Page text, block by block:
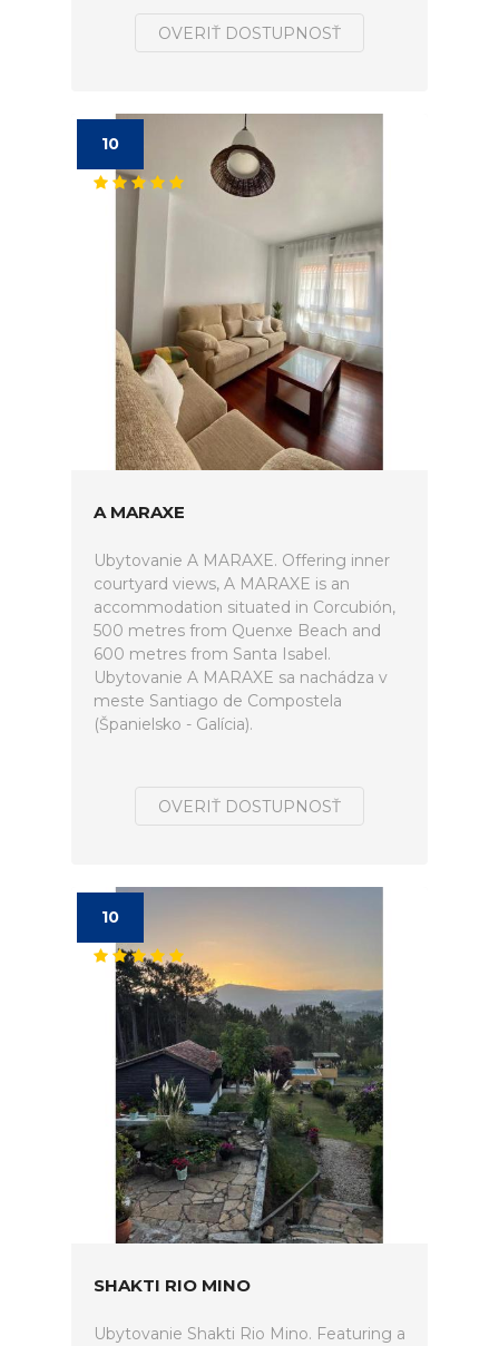
OVERIŤ DOSTUPNOSŤ
10
A MARAXE
Ubytovanie A MARAXE. Offering inner
courtyard views, A MARAXE is an
accommodation situated in Corcubión,
500 metres from Quenxe Beach and
600 metres from Santa Isabel.
Ubytovanie A MARAXE sa nachádza v
meste Santiago de Compostela
(Španielsko - Galícia).
OVERIŤ DOSTUPNOSŤ
10
SHAKTI RIO MINO
Ubytovanie Shakti Rio Mino. Featuring a